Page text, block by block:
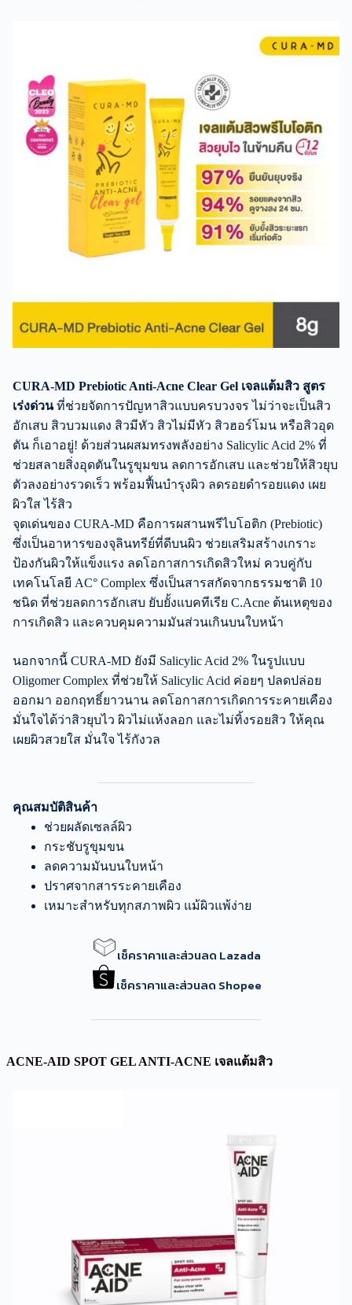
CURA-MD Prebiotic Anti-Acne Clear Gel เจลแต้มสิว สูตร
เร่งด่วนที่ช่วยจัดการปัญหาสิวแบบครบวงจร ไม่ว่าจะเป็นสิว
อักเสบ สิวบวมแดง สิวมีหัว สิวไม่มีหัว สิวฮอร์โมน หรือสิวอุด
ตัน ก็เอาอยู่! ด้วยส่วนผสมทรงพลังอย่าง Salicylic Acid 2% ที่
ช่วยสลายสิ่งอุดตันในรูขุมขน ลดการอักเสบ และช่วยให้สิวยุบ
ตัวลงอย่างรวดเร็ว พร้อมฟื้นบำรุงผิว ลดรอยดำรอยแดง เผย
ผิวใส ไร้สิว
จุดเด่นของ CURA-MD คือการผสานพรีไบโอติก (Prebiotic)
ซึ่งเป็นอาหารของจุลินทรีย์ที่ดีบนผิว ช่วยเสริมสร้างเกราะ
ป้องกันผิวให้แข็งแรง ลดโอกาสการเกิดสิวใหม่ ควบคู่กับ
เทคโนโลยี AC° Complex ซึ่งเป็นสารสกัดจากธรรมชาติ 10
ชนิด ที่ช่วยลดการอักเสบ ยับยั้งแบคทีเรีย C.Acne ต้นเหตุของ
การเกิดสิว และควบคุมความมันส่วนเกินบนใบหน้า
นอกจากนี้ CURA-MD ยังมี Salicylic Acid 2% ในรูปแบบ
Oligomer Complex ที่ช่วยให้ Salicylic Acid ค่อยๆ ปลดปล่อย
ออกมา ออกฤทธิ์ยาวนาน ลดโอกาสการเกิดการระคายเคือง
มั่นใจได้ว่าสิวยุบไว ผิวไม่แห้งลอก และไม่ทิ้งรอยสิว ให้คุณ
เผยผิวสวยใส มั่นใจ ไร้กังวล
คุณสมบัติสินค้า
ช่วยผลัดเซลล์ผิว
กระชับรูขุมขน
ลดความมันบนใบหน้า
ปราศจากสารระคายเคือง
เหมาะสำหรับทุกสภาพผิว แม้ผิวแพ้ง่าย
เช็คราคาและส่วนลด Lazada
เช็คราคาและส่วนลด Shopee
ACNE-AID SPOT GEL ANTI-ACNE เจลแต้มสิว